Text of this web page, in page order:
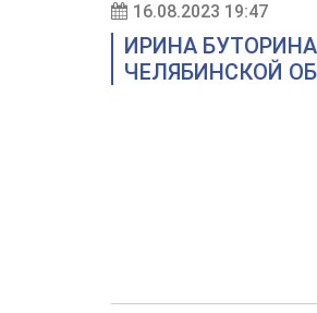
16.08.2023 19:47
ИРИНА
ЧЕЛЯБИНСКОЙ